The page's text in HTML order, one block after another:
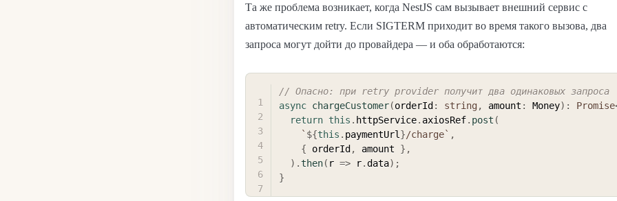
Та же проблема возникает, когда NestJS сам вызывает внешний сервис с
автоматическим retry. Если SIGTERM приходит во время такого вызова, два
запроса могут дойти до провайдера — и оба обработаются:
// Опасно: при retry provider получит два одинаковых запроса
async chargeCustomer(orderId : string , amount : Money) : Promise
return this . httpService. axiosRef. post (
` ${this . paymentUrl }/charge` ,
{ orderId , amount } ,
) .then( r => r.data) ;
}